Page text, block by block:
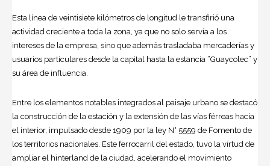
Esta línea de veintisiete kilómetros de longitud le transfirió una
actividad creciente a toda la zona, ya que no solo servía a los
intereses de la empresa, sino que además trasladaba mercaderías y
usuarios particulares desde la capital hasta la estancia “Guaycolec” y
su área de influencia.
Entre los elementos notables integrados al paisaje urbano se destacó
la construcción de la estación y la extensión de las vías férreas hacia
el interior, impulsado desde 1909 por la ley N° 5559 de Fomento de
los territorios nacionales. Este ferrocarril del estado, tuvo la virtud de
ampliar el hinterland de la ciudad, acelerando el movimiento